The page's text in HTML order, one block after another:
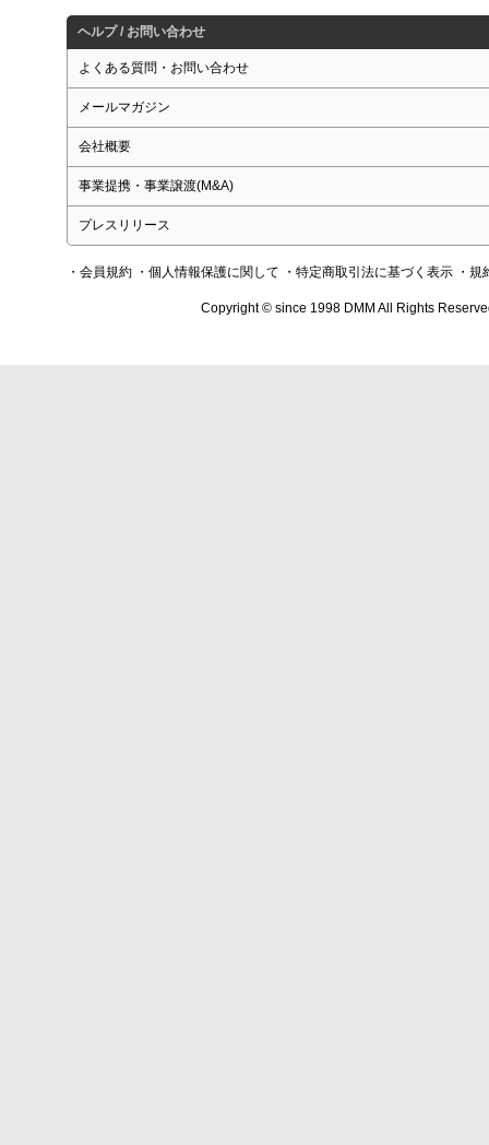
ヘルプ / お問い合わせ
よくある質問・お問い合わせ
メールマガジン
会社概要
事業提携・事業譲渡(M&A)
プレスリリース
・会員規約 ・個人情報保護に関して ・特定商取引法に基づく表示 ・規
Copyright © since 1998 DMM All Rights